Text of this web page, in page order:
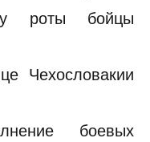
роты бойцы
Чехословакии
боевых